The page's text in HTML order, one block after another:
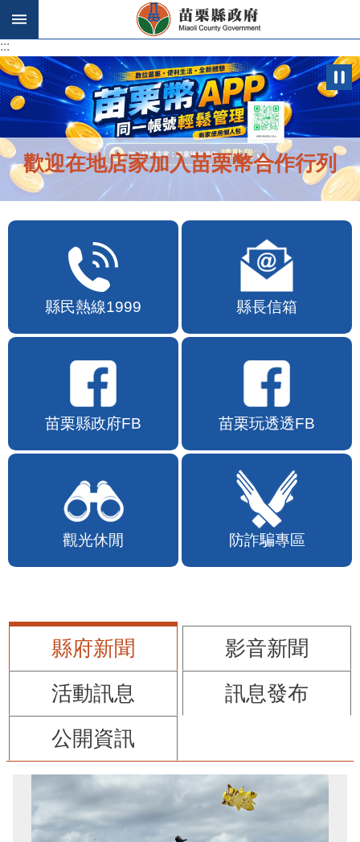
跳到主要內容區塊
:::
:::
歡迎在地店家加入苗栗幣合作行列
縣民熱線1999 縣長信箱
苗栗縣政府FB 苗栗玩透透FB
觀光休閒 防詐騙專區
縣府新聞
影音新聞
活動訊息
訊息發布
公開資訊